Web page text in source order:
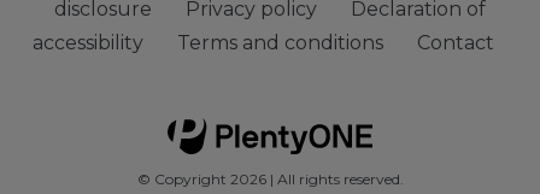
disclosure Privacy policy
Declaration of
accessibility
Terms and conditions Contact
© Copyright 2026 | All rights reserved.